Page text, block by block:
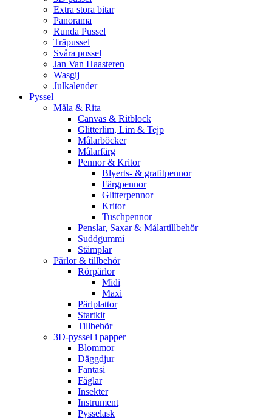
Extra stora bitar
Panorama
Runda Pussel
Träpussel
Svåra pussel
Jan Van Haasteren
Wasgij
Julkalender
Pyssel
Måla & Rita
Canvas & Ritblock
Glitterlim, Lim & Tejp
Målarböcker
Målarfärg
Pennor & Kritor
Blyerts- & grafitpennor
Färgpennor
Glitterpennor
Kritor
Tuschpennor
Penslar, Saxar & Målartillbehör
Suddgummi
Stämplar
Pärlor & tillbehör
Rörpärlor
Midi
Maxi
Pärlplattor
Startkit
Tillbehör
3D-pyssel i papper
Blommor
Däggdjur
Fantasi
Fåglar
Insekter
Instrument
Pysselask